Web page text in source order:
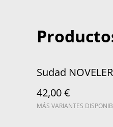
Sudad
42,00 €
MÁS VARIANTES